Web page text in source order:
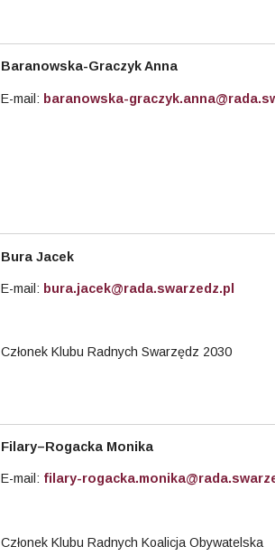
Baranowska-Graczyk Anna
E-mail: baranowska-
Bura Jacek
E-mail: bura.jacek@rada.swarzedz.pl
Członek Klubu Radnych Swarzędz 2030
Filary–Rogacka Monika
E-mail: filary-
Członek Klubu Radnych Koalicja Obywatelska